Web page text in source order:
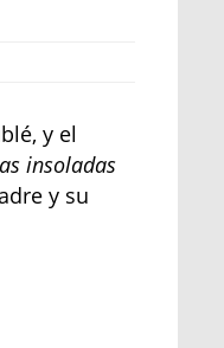
y el
insoladas
y su